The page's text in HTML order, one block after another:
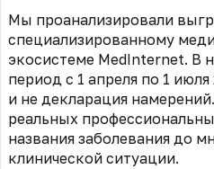
Мы проанализировали
специализированному
экосистеме MedInternet. В
период с 1 апреля по 1
и не декларация
реальных
названия заболевания до
клинической ситуации.